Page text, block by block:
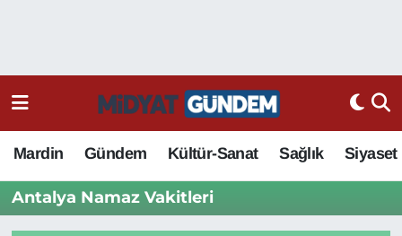
Mardin Gündem Kültür-Sanat Sağlık Siyaset
Antalya Namaz Vakitleri